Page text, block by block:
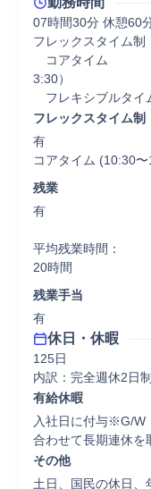
07時間30分 休憩60
フレックスタイム制
コアタイム　　　
3:30）
フレキシブルタイ
フレックスタイム制
有
コアタイム (10:30
残業
有
平均残業時間：
20時間
残業手当
有
休日・休暇
125日
内訳：完全週休2日
有給休暇
入社日に付与※G/W
合わせて長期連休を
その他